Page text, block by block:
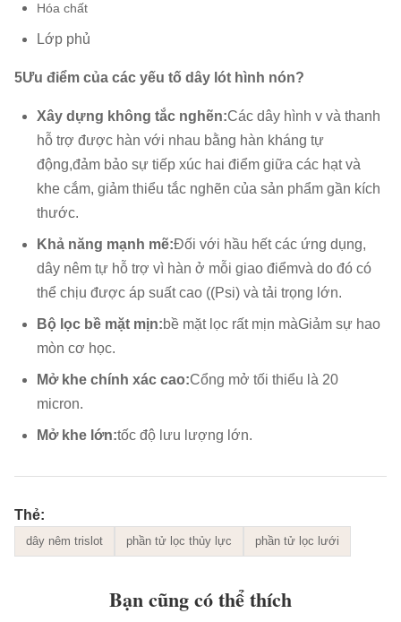
Hóa chất
Lớp phủ
5Ưu điểm của các yếu tố dây lót hình nón?
Xây dựng không tắc nghẽn:Các dây hình v và thanh
hỗ trợ được hàn với nhau bằng hàn kháng tự
động,đảm bảo sự tiếp xúc hai điểm giữa các hạt và
khe cắm, giảm thiểu tắc nghẽn của sản phẩm gần kích
thước.
Khả năng mạnh mẽ:Đối với hầu hết các ứng dụng,
dây nêm tự hỗ trợ vì hàn ở mỗi giao điểmvà do đó có
thể chịu được áp suất cao ((Psi) và tải trọng lớn.
Bộ lọc bề mặt mịn:bề mặt lọc rất mịn màGiảm sự hao
mòn cơ học.
Mở khe chính xác cao:Cổng mở tối thiểu là 20
micron.
Mở khe lớn:tốc độ lưu lượng lớn.
Thẻ:
dây nêm trislot phần tử lọc thủy lực phần tử lọc lưới
Bạn cũng có thể thích